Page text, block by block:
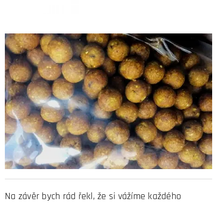
Na závěr bych rád řekl, že si vážíme každého